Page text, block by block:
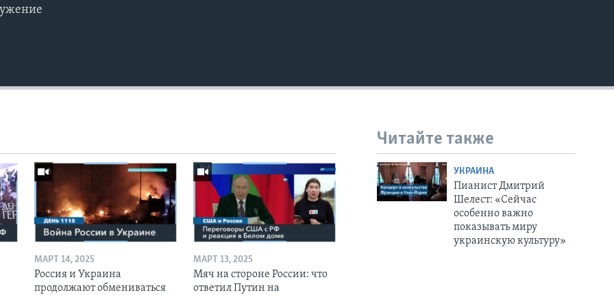
Читайте также
УКРАИНА
Пианист Дмитрий
Шелест: «Сейчас
особенно важно
показывать миру
украинскую культуру»
МАРТ 14, 2025
Россия и Украина
продолжают обмениваться
МАРТ 13, 2025
Мяч на стороне России: что
ответил Путин на